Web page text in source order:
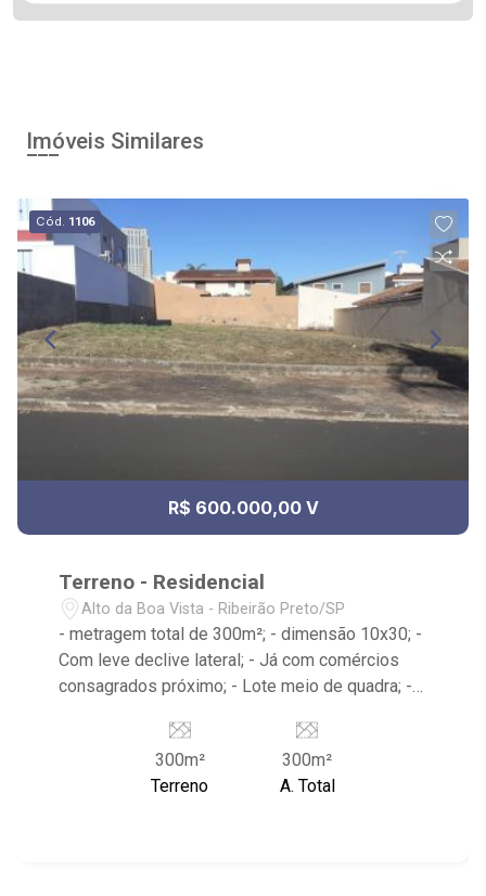
Imóveis Similares
Cód. 1106
R$ 600.000,00 V
Terreno - Residencial
Alto da Boa Vista - Ribeirão Preto/SP
- metragem total de 300m²; - dimensão 10x30; -
Com leve declive lateral; - Já com comércios
consagrados próximo; - Lote meio de quadra; -
sentido Professor João Fiusa; - Próxima a
Bluefit Apageo, Hospital Viver, Estância Caipira e
Salgadinho Salete.
300m²
Terreno
300m²
A. Total